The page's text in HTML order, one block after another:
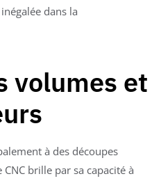
dans la
volumes et
à des découpes
brille par sa capacité à